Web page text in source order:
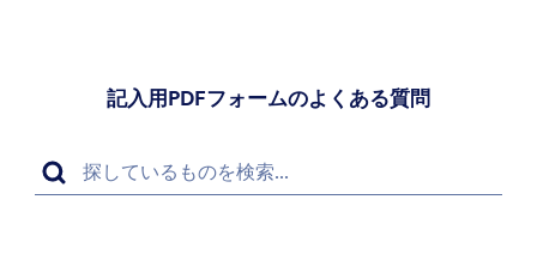
記入用PDFフォームのよくある質問